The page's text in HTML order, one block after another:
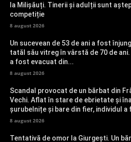
la Milișăuți. Tinerii și adulții sunt
competiție
8 august 2026
Un sucevean de 53 de ani a fost
tatăl său vitreg în vârstă de 70 de ani.
a fost evacuat din...
8 august 2026
Scandal provocat de un bărbat din
Vechi. Aflat în stare de ebrietate și
șurubelnițe și bare din fier, individul a
8 august 2026
Tentativă de omor la Giurgești. Un